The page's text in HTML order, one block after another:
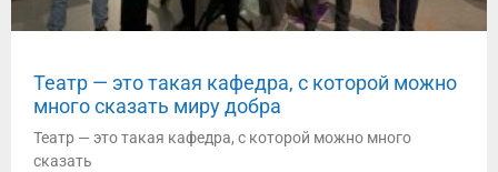
Театр — это такая кафедра, с которой можно
много сказать миру добра
Театр — это такая кафедра, с которой можно много
сказать